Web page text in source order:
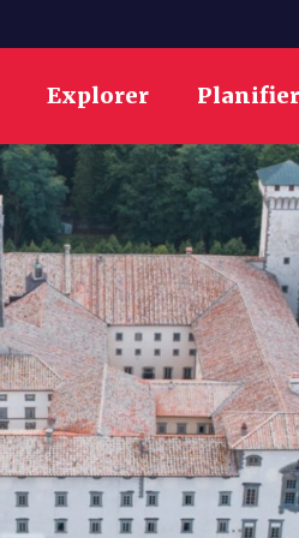
Explorer Planifier